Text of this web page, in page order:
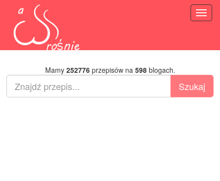
Mamy 252776przepisów na 598blogach.